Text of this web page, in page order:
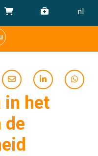
nl
in het
de